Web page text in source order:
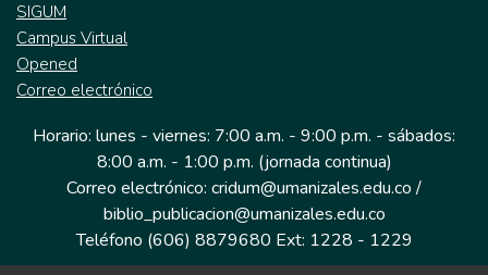
SIGUM
Campus Virtual
Opened
Correo electrónico
Horario: lunes - viernes: 7:00 a.m. - 9:00 p.m. - sábados:
8:00 a.m. - 1:00 p.m. (jornada continua)
Correo electrónico: cridum@umanizales.edu.co /
biblio_publicacion@umanizales.edu.co
Teléfono (606) 8879680 Ext: 1228 - 1229